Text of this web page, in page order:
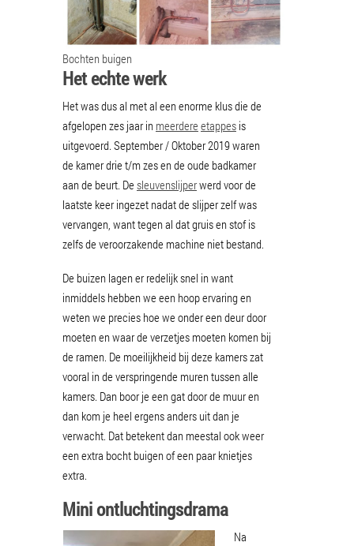
Bochten buigen
Het echte werk
Het was dus al met al een enorme klus die de
afgelopen zes jaar in meerdere etappes is
uitgevoerd. September / Oktober 2019 waren
de kamer drie t/m zes en de oude badkamer
aan de beurt. De sleuvenslijperwerd voor de
laatste keer ingezet nadat de slijper zelf was
vervangen, want tegen al dat gruis en stof is
zelfs de veroorzakende machine niet bestand.
De buizen lagen er redelijk snel in want
inmiddels hebben we een hoop ervaring en
weten we precies hoe we onder een deur door
moeten en waar de verzetjes moeten komen bij
de ramen. De moeilijkheid bij deze kamers zat
vooral in de verspringende muren tussen alle
kamers. Dan boor je een gat door de muur en
dan kom je heel ergens anders uit dan je
verwacht. Dat betekent dan meestal ook weer
een extra bocht buigen of een paar knietjes
extra.
Mini ontluchtingsdrama
Na